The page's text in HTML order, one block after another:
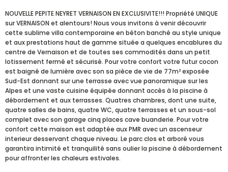
NOUVELLE PEPITE NEYRET VERNAISON EN EXCLUSIVITE!!! Propriété UNIQUE
sur VERNAISON et alentours! Nous vous invitons à venir découvrir
cette sublime villa contemporaine en béton banché au style unique
et aux prestations haut de gamme située a quelques encablures du
centre de Vernaison et de toutes ses commodités dans un petit
lotissement fermé et sécurisé. Pour votre confort votre futur cocon
est baigné de lumière avec son sa pièce de vie de 77m² exposée
Sud-Est donnant sur une terrasse avec vue panoramique sur les
Alpes et une vaste cuisine équipée donnant accès à la piscine à
débordement et aux terrasses. Quatres chambres, dont une suite,
quatre salles de bains, quatre WC, quatre terrasses et un sous-sol
complet avec son garage cinq places cave buanderie. Pour votre
confort cette maison est adaptée aux PMR avec un ascenseur
interieur desservant chaque niveau. Le parc clos et arboré vous
garantira intimité et tranquilité sans oulier la piscine à débordement
pour affronter les chaleurs estivales.